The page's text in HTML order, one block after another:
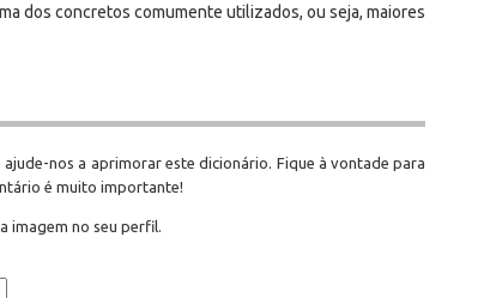
dos concretos comumente utilizados, ou seja, maiores
nos a aprimorar este dicionário. Fique à vontade para
é muito importante!
imagem no seu perfil.